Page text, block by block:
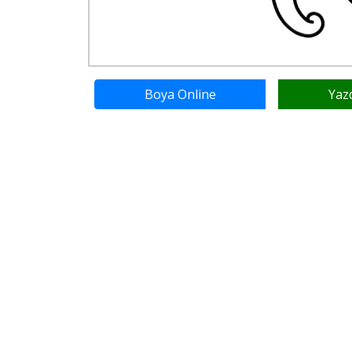
Boya Online